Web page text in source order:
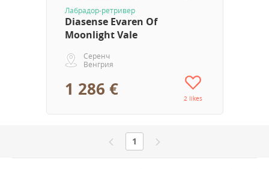
Лабрадор-ретривер
Diasense Evaren Of
Moonlight Vale
Серенч
Венгрия
1 286 € 2 likes
1